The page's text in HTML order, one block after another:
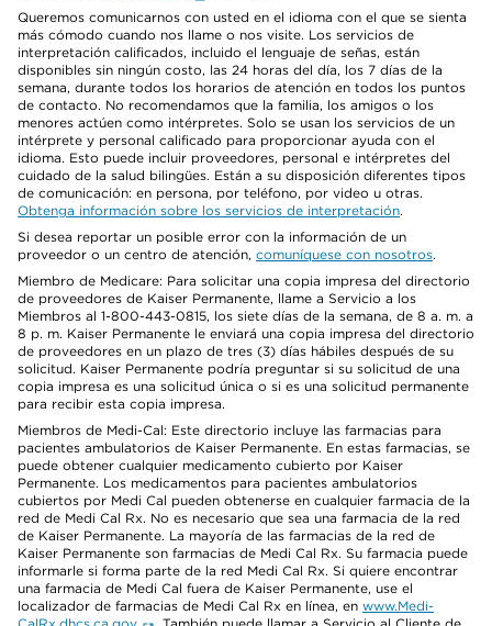
Queremos comunicarnos con usted en el idioma con el que se sienta
más cómodo cuando nos llame o nos visite. Los servicios de
interpretación calificados, incluido el lenguaje de señas, están
disponibles sin ningún costo, las 24 horas del día, los 7 días de la
semana, durante todos los horarios de atención en todos los puntos
de contacto. No recomendamos que la familia, los amigos o los
menores actúen como intérpretes. Solo se usan los servicios de un
intérprete y personal calificado para proporcionar ayuda con el
idioma. Esto puede incluir proveedores, personal e intérpretes del
cuidado de la salud bilingües. Están a su disposición diferentes tipos
de comunicación: en persona, por teléfono, por video u otras.
Obtenga información sobre los servicios de interpretación.
Si desea reportar un posible error con la información de un
proveedor o un centro de atención, comuníquese con nosotros.
Miembro de Medicare: Para solicitar una copia impresa del directorio
de proveedores de Kaiser Permanente, llame a Servicio a los
Miembros al 1-800-443-0815, los siete días de la semana, de 8 a. m. a
8 p. m. Kaiser Permanente le enviará una copia impresa del directorio
de proveedores en un plazo de tres (3) días hábiles después de su
solicitud. Kaiser Permanente podría preguntar si su solicitud de una
copia impresa es una solicitud única o si es una solicitud permanente
para recibir esta copia impresa.
Miembros de Medi-Cal: Este directorio incluye las farmacias para
pacientes ambulatorios de Kaiser Permanente. En estas farmacias, se
puede obtener cualquier medicamento cubierto por Kaiser
Permanente. Los medicamentos para pacientes ambulatorios
cubiertos por Medi Cal pueden obtenerse en cualquier farmacia de la
red de Medi Cal Rx. No es necesario que sea una farmacia de la red
de Kaiser Permanente. La mayoría de las farmacias de la red de
Kaiser Permanente son farmacias de Medi Cal Rx. Su farmacia puede
informarle si forma parte de la red Medi Cal Rx. Si quiere encontrar
una farmacia de Medi Cal fuera de Kaiser Permanente, use el
localizador de farmacias de Medi Cal Rx en línea, en www.Medi-